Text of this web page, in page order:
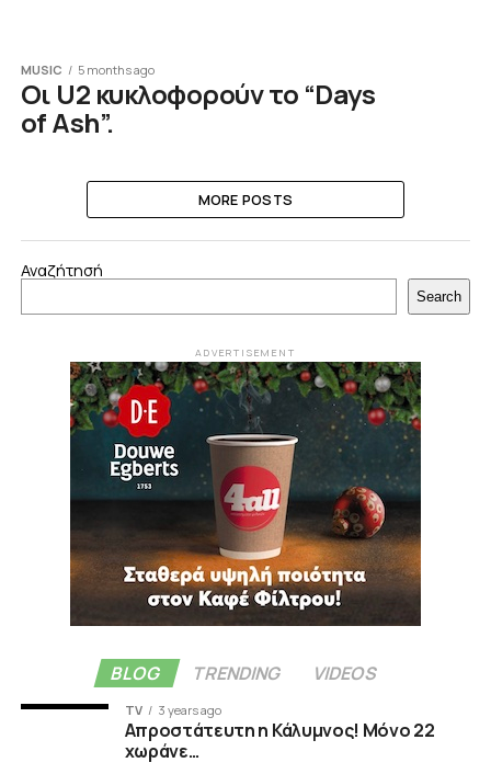
MUSIC 5 months ago
Οι U2 κυκλοφορούν το “Days
of Ash”.
MORE POSTS
Αναζήτησή
Search
ADVERTISEMENT
BLOG TRENDING VIDEOS
TV 3 years ago
Απροστάτευτη η Κάλυμνος! Μόνο 22
χωράνε…